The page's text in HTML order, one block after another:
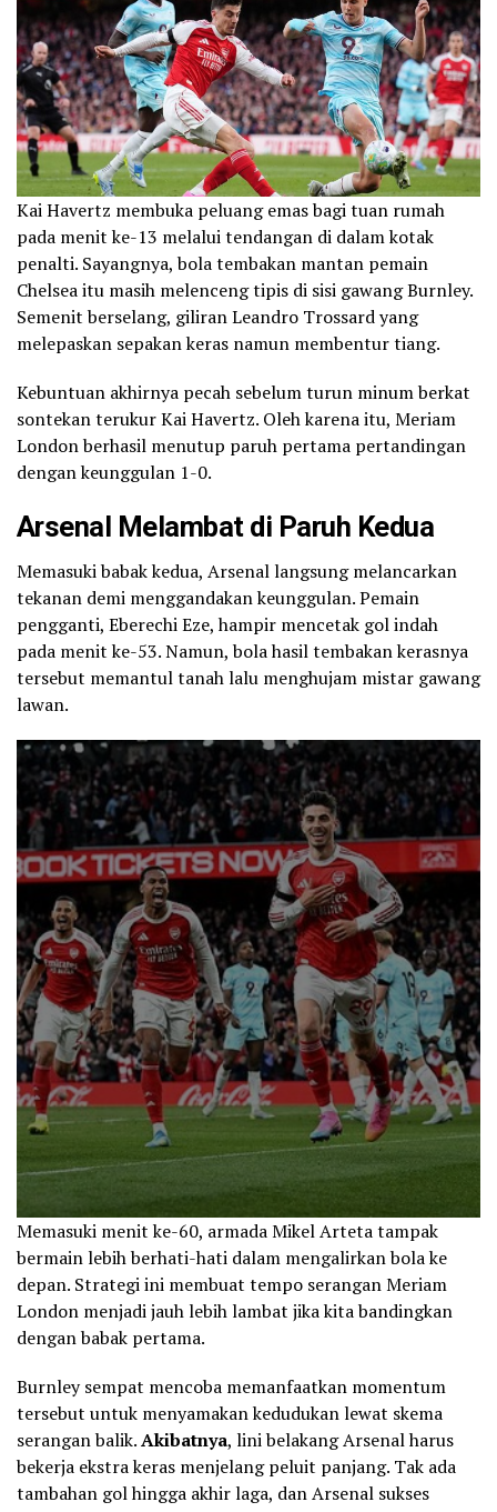
Kai Havertz membuka peluang emas bagi tuan rumah
pada menit ke-13 melalui tendangan di dalam kotak
penalti. Sayangnya, bola tembakan mantan pemain
Chelsea itu masih melenceng tipis di sisi gawang Burnley.
Semenit berselang, giliran Leandro Trossard yang
melepaskan sepakan keras namun membentur tiang.
Kebuntuan akhirnya pecah sebelum turun minum berkat
sontekan terukur Kai Havertz. Oleh karena itu, Meriam
London berhasil menutup paruh pertama pertandingan
dengan keunggulan 1-0.
Arsenal Melambat di Paruh Kedua
Memasuki babak kedua, Arsenal langsung melancarkan
tekanan demi menggandakan keunggulan. Pemain
pengganti, Eberechi Eze, hampir mencetak gol indah
pada menit ke-53. Namun, bola hasil tembakan kerasnya
tersebut memantul tanah lalu menghujam mistar gawang
lawan.
Memasuki menit ke-60, armada Mikel Arteta tampak
bermain lebih berhati-hati dalam mengalirkan bola ke
depan. Strategi ini membuat tempo serangan Meriam
London menjadi jauh lebih lambat jika kita bandingkan
dengan babak pertama.
Burnley sempat mencoba memanfaatkan momentum
tersebut untuk menyamakan kedudukan lewat skema
serangan balik.Akibatnya, lini belakang Arsenal harus
bekerja ekstra keras menjelang peluit panjang. Tak ada
tambahan gol hingga akhir laga, dan Arsenal sukses